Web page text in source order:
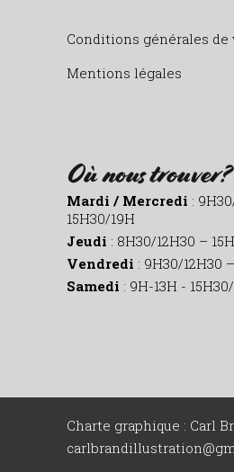
Conditions générales de
Mentions légales
Où nous trouver?
Mardi / Mercredi :
15H30/19H
Jeudi : 8H30/12H30 –
Vendredi : 9H30/12H30
Samedi : 9H-13H -
Charte graphique : Carl